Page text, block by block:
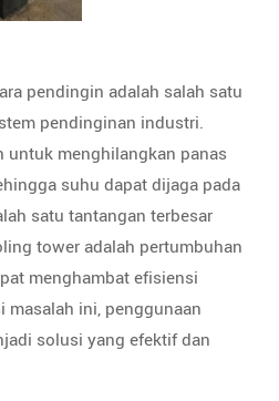
pendingin adalah salah satu
pendinginan industri.
untuk menghilangkan panas
suhu dapat dijaga pada
satu tantangan terbesar
tower adalah pertumbuhan
menghambat efisiensi
masalah ini, penggunaan
solusi yang efektif dan